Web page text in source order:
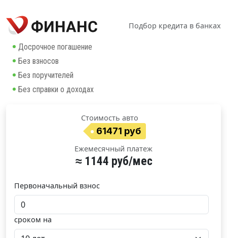
Подбор кредита в банках
Досрочное погашение
Без взносов
Без поручителей
Без справки о доходах
Стоимость авто
61471 руб
Ежемесячный платеж
≈ 1144 руб/мес
Первоначальный взнос
сроком на